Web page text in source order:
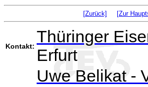
[Zurück] [Zur
Kontakt:
Thüringer
Erfurt
Uwe Belikat -